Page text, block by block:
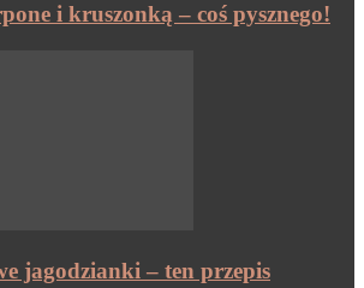
i kruszonką – coś pysznego!
jagodzianki – ten przepis